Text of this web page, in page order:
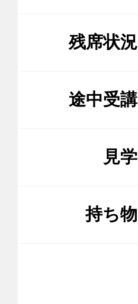
残席状況
途中受講
見学
持ち物